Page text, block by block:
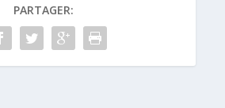
PARTAGER: